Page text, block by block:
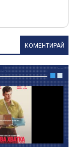
КОМЕНТИРАЙ